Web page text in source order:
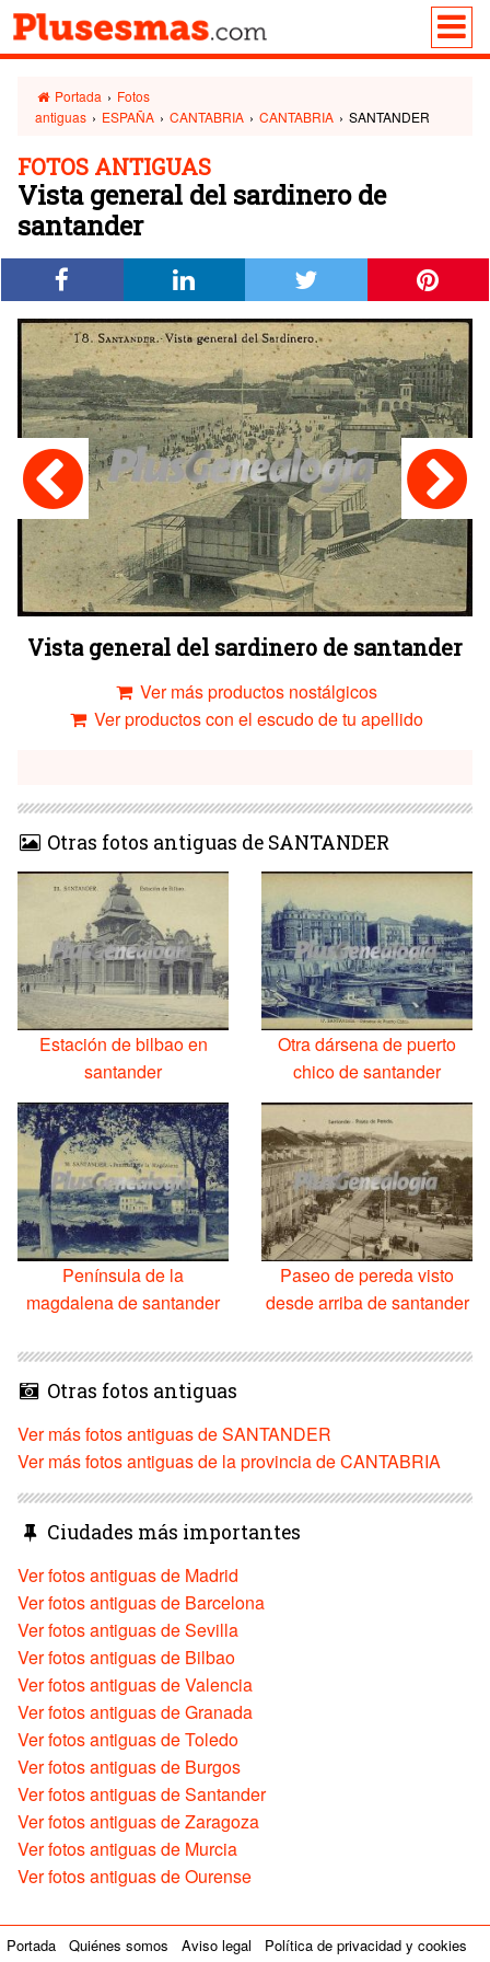
Portada › Fotos
antiguas › ESPAÑA › CANTABRIA › CANTABRIA › SANTANDER
FOTOS ANTIGUAS
Vista general del sardinero de
santander
Vista general del sardinero de santander
Ver más productos nostálgicos
Ver productos con el escudo de tu apellido
Otras fotos antiguas de SANTANDER
Estación de bilbao en
santander
Otra dársena de puerto
chico de santander
Península de la
magdalena de santander
Paseo de pereda visto
desde arriba de santander
Otras fotos antiguas
Ver más fotos antiguas de SANTANDER
Ver más fotos antiguas de la provincia de CANTABRIA
Ciudades más importantes
Ver fotos antiguas de Madrid
Ver fotos antiguas de Barcelona
Ver fotos antiguas de Sevilla
Ver fotos antiguas de Bilbao
Ver fotos antiguas de Valencia
Ver fotos antiguas de Granada
Ver fotos antiguas de Toledo
Ver fotos antiguas de Burgos
Ver fotos antiguas de Santander
Ver fotos antiguas de Zaragoza
Ver fotos antiguas de Murcia
Ver fotos antiguas de Ourense
Portada Quiénes somos Aviso legal
Política de privacidad y cookies